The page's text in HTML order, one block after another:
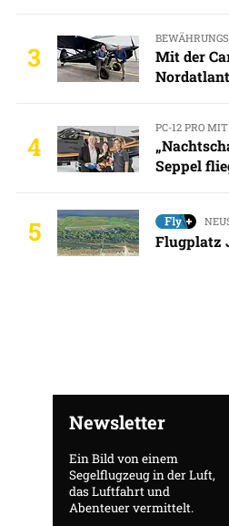
3
Mit der
4
PC-12 PRO
Seppel
5 Flugplatz
Newsletter
Ein Bild von einem
Segelflugzeug in der Luft,
das Luftfahrt und
Abenteuer vermittelt.